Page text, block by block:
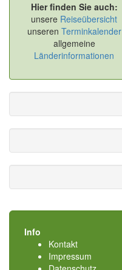
Hier finden Sie auch:
unsere Reiseübersicht
unseren Terminkalender
allgemeine
Länderinformationen
Info
Kontakt
Impressum